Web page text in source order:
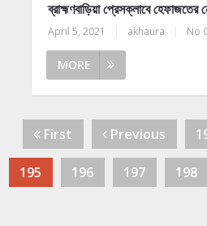
ব্রাহ্মণবাড়িয়া প্রেসক্লাবে হেফাজতের
April 5, 2021 akhaura No
MORE
First Previous
195 196 197 198